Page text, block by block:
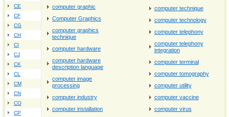
CE
CF
CG
CH
CI
CJ
CK
CL
CM
CN
CO
CP
computer graphic
Computer Graphics
computer graphics
technique
computer hardware
computer hardware
description language
computer image
processing
computer industry
computer installation
computer technique
computer technology
computer telephony
computer telephony
integration
computer terminal
computer tomography
computer utility
computer vaccine
computer virus